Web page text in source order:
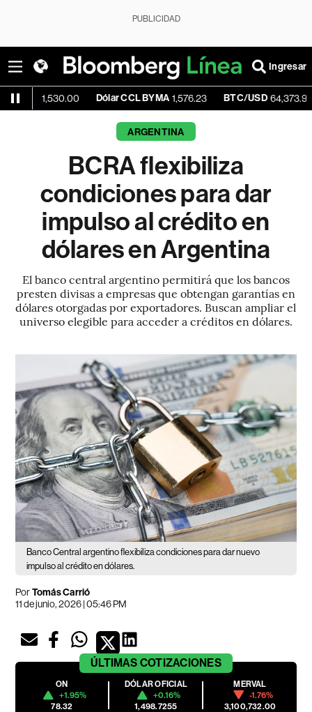
PUBLICIDAD
Ingresar
1,530.00 Dólar CCL BYMA 1,576.23 BTC/USD 64,373.96 -
ARGENTINA
BCRA flexibiliza
condiciones para dar
impulso al crédito en
dólares en Argentina
El banco central argentino permitirá que los bancos
presten divisas a empresas que obtengan garantías en
dólares otorgadas por exportadores. Buscan ampliar el
universo elegible para acceder a créditos en dólares.
Banco Central argentino flexibiliza condiciones para dar nuevo
impulso al crédito en dólares.
PorTomás Carrió
11 de junio, 2026 | 05:46 PM
ÚLTIMAS COTIZACIONES
ON
+1.95%
78.32
DÓLAR OFICIAL
+0.16%
1,498.7255
MERVAL
-1.76%
3,100,732.00